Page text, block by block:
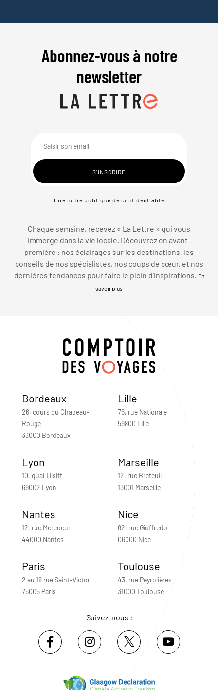
Abonnez-vous à notre
newsletter
Lire notre politique de confidentialité
Chaque semaine, recevez « La Lettre » qui vous
immerge dans la vie locale. Découvrez en avant-
première : nos éclairages sur les destinations, les
conseils de nos spécialistes, nos coups de cœur, et nos
dernières tendances pour faire le plein d’inspirations. En
savoir plus
Bordeaux
26, cours du Chapeau-
Rouge
33000 Bordeaux
Lille
76, rue Nationale
59800 Lille
Lyon
10, quai Tilsitt
69002 Lyon
Marseille
12, rue Breteuil
13001 Marseille
Nantes
12, rue Mercoeur
44000 Nantes
Nice
62, rue Gioffredo
06000 Nice
Paris
2 au 18 rue Saint-Victor
75005 Paris
Toulouse
43, rue Peyrolières
31000 Toulouse
Suivez-nous :